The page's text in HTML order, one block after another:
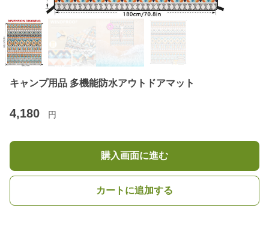
キャンプ用品 多機能防水アウトドアマット
4,180 円
購入画面に進む
カートに追加する